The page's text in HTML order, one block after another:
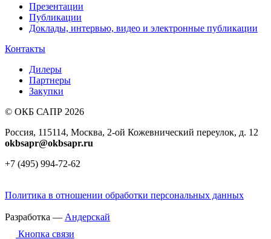
Презентации
Публикации
Доклады, интервью, видео и электронные публикации
Контакты
Дилеры
Партнеры
Закупки
© ОКБ САПР 2026
Россия, 115114, Москва, 2-ой Кожевнический переулок, д. 12
okbsapr@okbsapr.ru
+7 (495) 994-72-62
Политика в отношении обработки персональных данных
Разработка — Андерскай
Кнопка связи